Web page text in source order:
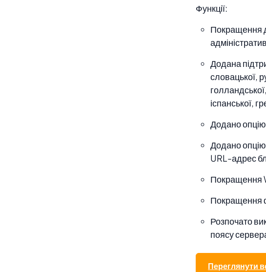
Функції:
Покращення
Додана
словацької,
іспанської,
Додано
Додано
URL-адрес
Покращення
Покращення
Розпочато
поясу
Переглянути